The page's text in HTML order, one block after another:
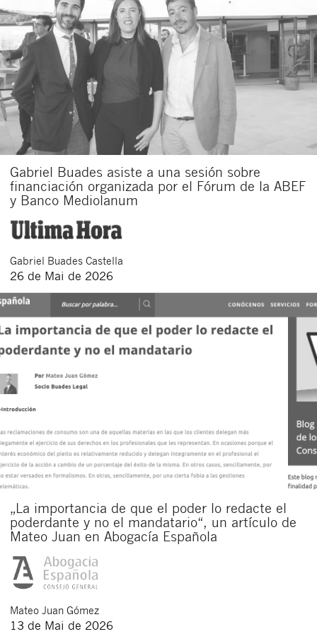
Gabriel Buades asiste a una sesión sobre
financiación organizada por el Fórum de la ABEF
y Banco Mediolanum
Gabriel Buades Castella
26 de Mai de 2026
„La importancia de que el poder lo redacte el
poderdante y no el mandatario“, un artículo de
Mateo Juan en Abogacía Española
Mateo Juan Gómez
13 de Mai de 2026